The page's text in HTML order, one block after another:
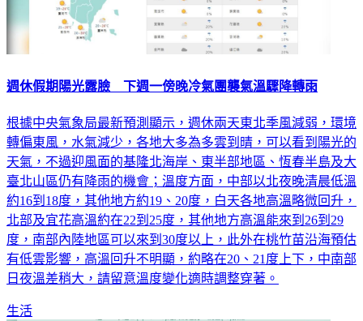
週休假期陽光露臉 下週一傍晚冷氣團襲氣溫驟降轉雨
根據中央氣象局最新預測顯示，週休兩天東北季風減弱，環境
轉偏東風，水氣減少，各地大多為多雲到晴，可以看到陽光的
天氣，不過迎風面的基隆北海岸、東半部地區、恆春半島及大
臺北山區仍有降雨的機會；溫度方面，中部以北夜晚清晨低溫
約16到18度，其他地方約19、20度，白天各地高溫略微回升，
北部及宜花高溫約在22到25度，其他地方高溫能來到26到29
度，南部內陸地區可以來到30度以上，此外在桃竹苗沿海預估
有低雲影響，高溫回升不明顯，約略在20、21度上下，中南部
日夜溫差稍大，請留意溫度變化適時調整穿著。
生活